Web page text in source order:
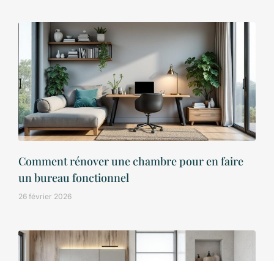
Comment rénover une chambre pour en faire
un bureau fonctionnel
26 février 2026